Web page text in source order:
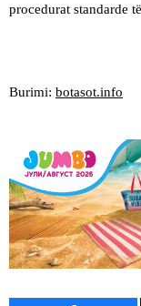
procedurat standarde
Burimi: botasot.info